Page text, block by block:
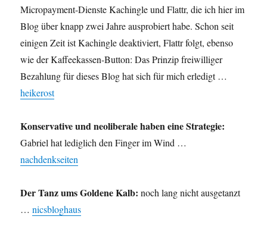
Micropayment-Dienste Kachingle und Flattr, die ich hier im
Blog über knapp zwei Jahre ausprobiert habe. Schon seit
einigen Zeit ist Kachingle deaktiviert, Flattr folgt, ebenso
wie der Kaffeekassen-Button: Das Prinzip freiwilliger
Bezahlung für dieses Blog hat sich für mich erledigt …
heikerost
Konservative und neoliberale haben eine Strategie:
Gabriel hat lediglich den Finger im Wind …
nachdenkseiten
Der Tanz ums Goldene Kalb: noch lang nicht ausgetanzt
…nicsbloghaus